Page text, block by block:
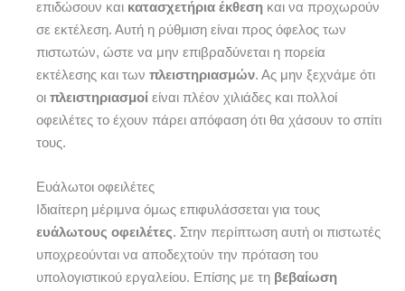
επιδώσουν και κατασχετήρια έκθεση και να προχωρούν
σε εκτέλεση. Αυτή η ρύθμιση είναι προς όφελος των
πιστωτών, ώστε να μην επιβραδύνεται η πορεία
εκτέλεσης και των πλειστηριασμών. Ας μην ξεχνάμε ότι
οι πλειστηριασμοί είναι πλέον χιλιάδες και πολλοί
οφειλέτες το έχουν πάρει απόφαση ότι θα χάσουν το σπίτι
τους.
Ευάλωτοι οφειλέτες
Ιδιαίτερη μέριμνα όμως επιφυλάσσεται για τους
ευάλωτους οφειλέτες. Στην περίπτωση αυτή οι πιστωτές
υποχρεούνται να αποδεχτούν την πρόταση του
υπολογιστικού εργαλείου. Επίσης με τη βεβαίωση